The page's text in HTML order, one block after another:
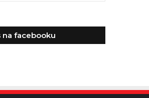
na facebooku